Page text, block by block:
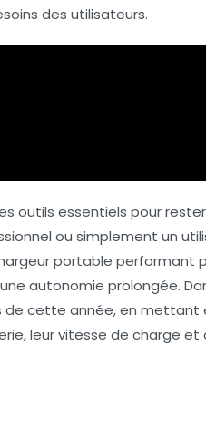
des utilisateurs.
outils essentiels pour
ou simplement un
portable performant
autonomie prolongée.
de cette année, en mettant
leur vitesse de charge et